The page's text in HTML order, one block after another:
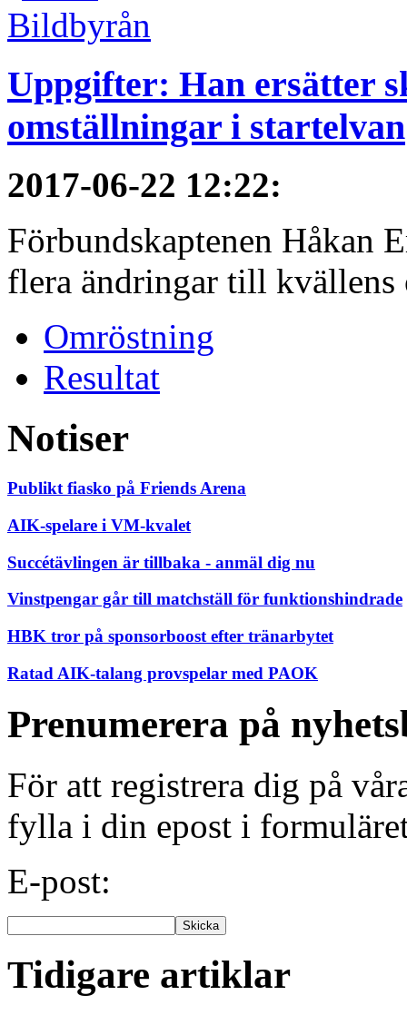
Uppgifter: Han ersätter
omställningar i startelvan
2017-06-22 12:22:
Förbundskaptenen Håkan
flera ändringar till kvällens
Omröstning
Resultat
Notiser
Publikt fiasko på Friends Arena
AIK-spelare i VM-kvalet
Succétävlingen är tillbaka - anmäl dig nu
Vinstpengar går till matchställ för funktionshindrade
HBK tror på sponsorboost efter tränarbytet
Ratad AIK-talang provspelar med PAOK
Prenumerera på
För att registrera dig på
fylla i din epost i
E-post:
Tidigare artiklar